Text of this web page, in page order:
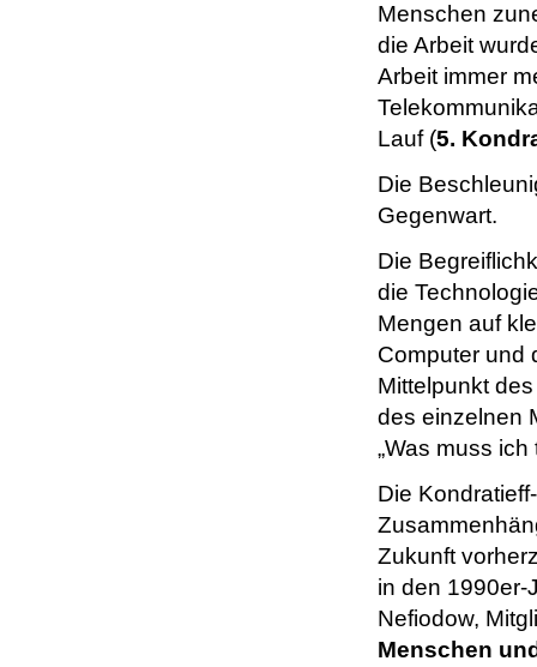
Menschen
die Arbeit
Arbeit immer
Lauf (5.
Die
Gegenwart.
Die
die
Mengen auf
Computer und
Mittelpunkt
des einzelnen
„Was muss
Die
Zukunft
in den
Nefiodow,
Menschen